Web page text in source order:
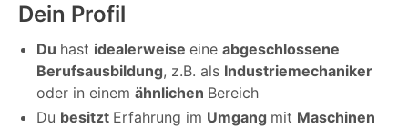
Dein Profil
Du hast idealerweise eine abgeschlossene
Berufsausbildung, z.B. als Industriemechaniker
oder in einem ähnlichen Bereich
Du besitzt Erfahrung im Umgang mit Maschinen